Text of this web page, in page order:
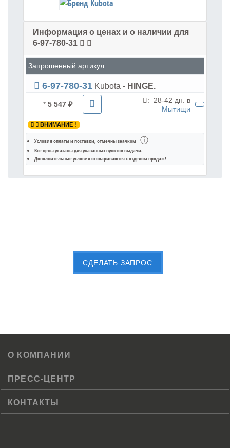
Информация о ценах и о наличии для
6-97-780-31
Запрошенный артикул:
6-97-780-31 Kubota - HINGE.
* 5 547 ₽ : 28-42 дн. в
Мытищи
ВНИМАНИЕ !
Условия оплаты и поставки, отмечны значком ⓘ
Все цены указаны дляуказанных пунктов выдачи.
Дополнительные условия оговариваются с отделом продаж!
CДЕЛАТЬ ЗАПРОС
О КОМПАНИИ
ПРЕСС-ЦЕНТР
КОНТАКТЫ